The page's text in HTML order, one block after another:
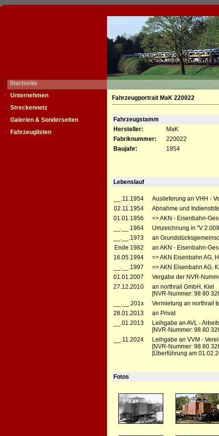
Startseite
Unternehmen
Streckennetz
Galerien & Sonderseiten
Fahrzeuglisten
Fahrzeugportrait MaK 220022
Fahrzeugstamm
Hersteller:
MaK
Fabriknummer:
220022
Baujahr:
1954
Lebenslauf
__.11.1954
Auslieferung an VHH -
02.11.1954
Abnahme und
01.01.1956
=> AKN - Eisenbahn-
__.__.1964
Umzeichnung in "V
__.__.1973
an
Ende 1982
an AKN - Eisenbahn-
16.05.1994
=> AKN Eisenbahn AG,
__.__.1997
=> AKN Eisenbahn AG,
01.01.2007
Vergabe der NVR-
27.12.2010
an northrail GmbH, Kiel
[NVR-Nummer: 98 80
__.__.201x
Vermietung an northrail
28.01.2013
an Privat
__.01.2013
Leihgabe an AVL -
[NVR-Nummer: 98 80
__.11.2024
Leihgabe an VVM -
[NVR-Nummer: 98 80
[Überführung am
Fotos